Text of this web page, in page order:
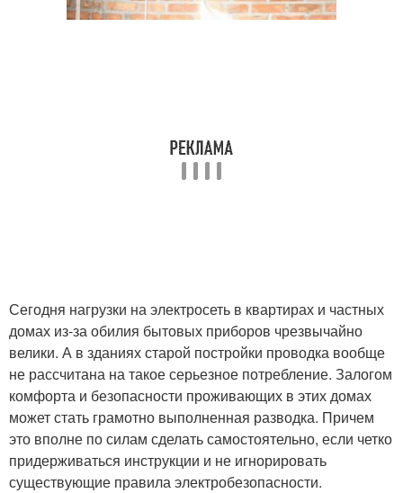
Сегодня нагрузки на электросеть в квартирах и частных
домах из-за обилия бытовых приборов чрезвычайно
велики. А в зданиях старой постройки проводка вообще
не рассчитана на такое серьезное потребление. Залогом
комфорта и безопасности проживающих в этих домах
может стать грамотно выполненная разводка. Причем
это вполне по силам сделать самостоятельно, если четко
придерживаться инструкции и не игнорировать
существующие правила электробезопасности.